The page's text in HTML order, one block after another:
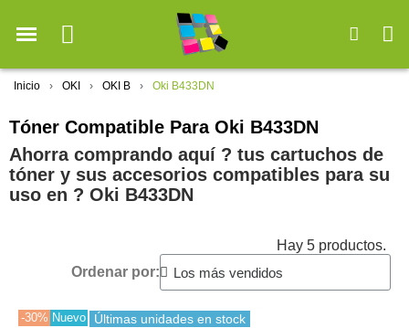
Inicio OKI OKI B Oki B433DN
Tóner Compatible Para Oki B433DN
Ahorra comprando aquí ? tus cartuchos de
tóner y sus accesorios compatibles para su
uso en ?️ Oki B433DN
Hay 5 productos.
Ordenar por:
-30% Nuevo Últimas unidades en stock